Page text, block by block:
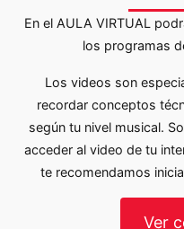
En el AULA VIRTUAL
los programas
Los videos son
recordar conceptos
según tu nivel musical.
acceder al video de tu
te recomendamos
Ver